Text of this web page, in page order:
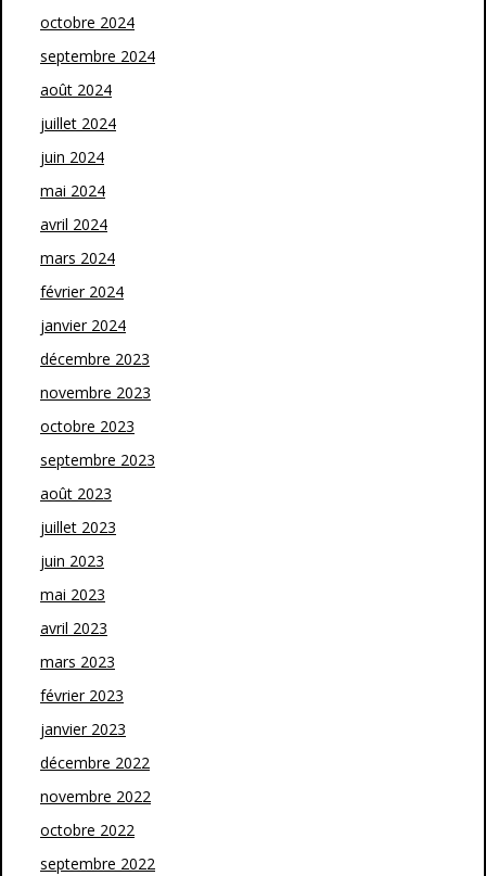
octobre 2024
septembre 2024
août 2024
juillet 2024
juin 2024
mai 2024
avril 2024
mars 2024
février 2024
janvier 2024
décembre 2023
novembre 2023
octobre 2023
septembre 2023
août 2023
juillet 2023
juin 2023
mai 2023
avril 2023
mars 2023
février 2023
janvier 2023
décembre 2022
novembre 2022
octobre 2022
septembre 2022